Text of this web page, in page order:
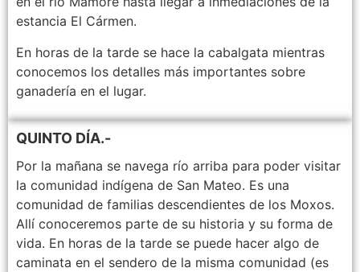
estancia El Cármen.
En horas de la tarde se hace la cabalgata mientras
conocemos los detalles más importantes sobre
ganadería en el lugar.
QUINTO DÍA.-
Por la mañana se navega río arriba para poder visitar
la comunidad indígena de San Mateo. Es una
comunidad de familias descendientes de los Moxos.
Allí conoceremos parte de su historia y su forma de
vida. En horas de la tarde se puede hacer algo de
caminata en el sendero de la misma comunidad (es